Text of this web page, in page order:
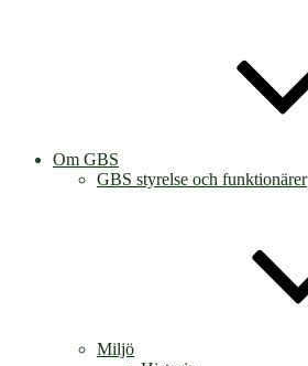
Om GBS
GBS styrelse och funktionärer
Miljö